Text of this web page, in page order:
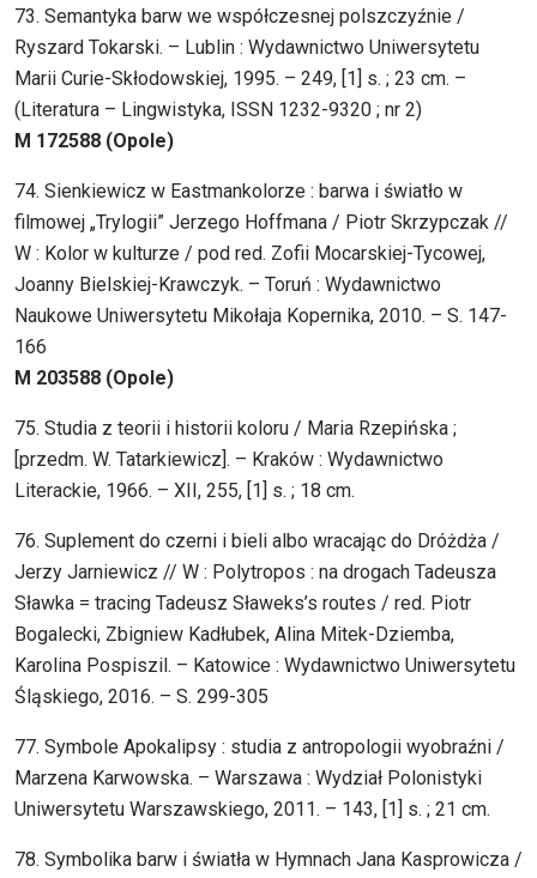
73. Semantyka barw we współczesnej polszczyźnie /
Ryszard Tokarski. – Lublin : Wydawnictwo Uniwersytetu
Marii Curie-Skłodowskiej, 1995. – 249, [1] s. ; 23 cm. –
(Literatura – Lingwistyka, ISSN 1232-9320 ; nr 2)
M 172588 (Opole)
74. Sienkiewicz w Eastmankolorze : barwa i światło w
filmowej „Trylogii” Jerzego Hoffmana / Piotr Skrzypczak //
W : Kolor w kulturze / pod red. Zofii Mocarskiej-Tycowej,
Joanny Bielskiej-Krawczyk. – Toruń : Wydawnictwo
Naukowe Uniwersytetu Mikołaja Kopernika, 2010. – S. 147-
166
M 203588 (Opole)
75. Studia z teorii i historii koloru / Maria Rzepińska ;
[przedm. W. Tatarkiewicz]. – Kraków : Wydawnictwo
Literackie, 1966. – XII, 255, [1] s. ; 18 cm.
76. Suplement do czerni i bieli albo wracając do Dróżdża /
Jerzy Jarniewicz // W : Polytropos : na drogach Tadeusza
Sławka = tracing Tadeusz Sławeks’s routes / red. Piotr
Bogalecki, Zbigniew Kadłubek, Alina Mitek-Dziemba,
Karolina Pospiszil. – Katowice : Wydawnictwo Uniwersytetu
Śląskiego, 2016. – S. 299-305
77. Symbole Apokalipsy : studia z antropologii wyobraźni /
Marzena Karwowska. – Warszawa : Wydział Polonistyki
Uniwersytetu Warszawskiego, 2011. – 143, [1] s. ; 21 cm.
78. Symbolika barw i światła w Hymnach Jana Kasprowicza /